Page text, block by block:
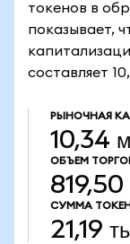
токенов в
показывает,
составляет
РЫНОЧНАЯ
10,34
ОБЪЕМ
819,50
СУММА
21,19